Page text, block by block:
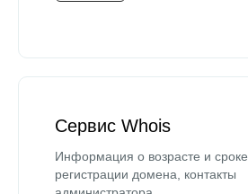
Сервис Whois
Информация о возрасте и сроке
регистрации домена, контакты